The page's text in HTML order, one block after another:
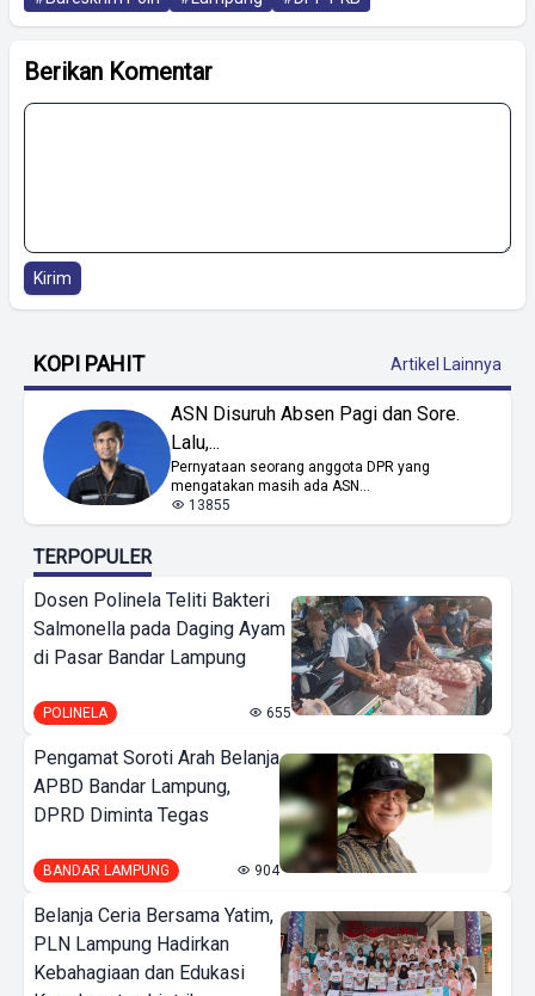
Berikan Komentar
Kirim
KOPI PAHIT Artikel Lainnya
ASN Disuruh Absen Pagi dan Sore.
Lalu,...
Pernyataan seorang anggota DPR yang
mengatakan masih ada ASN...
13855
TERPOPULER
Dosen Polinela Teliti Bakteri
Salmonella pada Daging Ayam
di Pasar Bandar Lampung
POLINELA 655
Pengamat Soroti Arah Belanja
APBD Bandar Lampung,
DPRD Diminta Tegas
BANDAR LAMPUNG 904
Belanja Ceria Bersama Yatim,
PLN Lampung Hadirkan
Kebahagiaan dan Edukasi